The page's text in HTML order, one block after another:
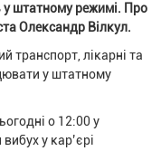
у штатному режимі. Про
Олександр Вілкул.
транспорт, лікарні та
у штатному
о 12:00 у
у кар’єрі